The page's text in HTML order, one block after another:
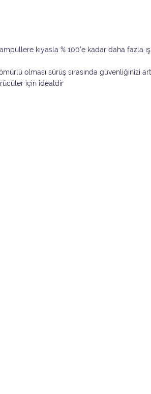
kıyasla % 100'e kadar daha fazla
olması sürüş sırasında güvenliğinizi
için idealdir